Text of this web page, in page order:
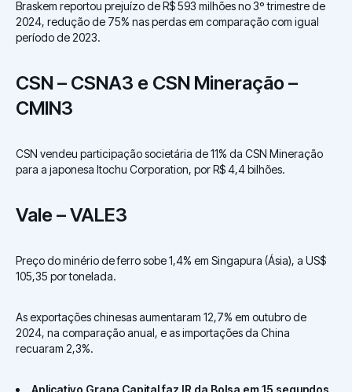
Braskem reportou prejuízo de R$ 593 milhões no 3º trimestre de
2024, redução de 75% nas perdas em comparação com igual
período de 2023.
CSN – CSNA3 e CSN Mineração –
CMIN3
CSN vendeu participação societária de 11% da CSN Mineração
para a japonesa Itochu Corporation, por R$ 4,4 bilhões.
Vale – VALE3
Preço do minério de ferro sobe 1,4% em Singapura (Ásia), a US$
105,35 por tonelada.
As exportações chinesas aumentaram 12,7% em outubro de
2024, na comparação anual, e as importações da China
recuaram 2,3%.